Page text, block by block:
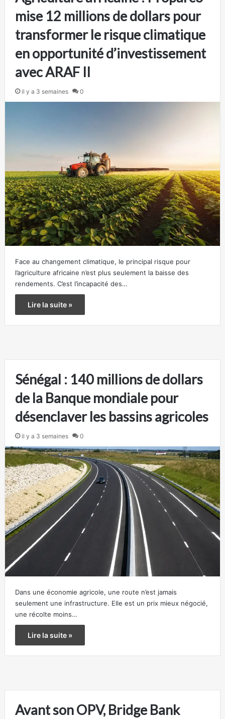
mise 12 millions de dollars pour
transformer le risque climatique
en opportunité d’investissement
avec ARAF II
il y a 3 semaines 0
Face au changement climatique, le principal risque pour
l’agriculture africaine n’est plus seulement la baisse des
rendements. C’est l’incapacité des…
Lire la suite »
Sénégal : 140 millions de dollars
de la Banque mondiale pour
désenclaver les bassins agricoles
il y a 3 semaines 0
Dans une économie agricole, une route n’est jamais
seulement une infrastructure. Elle est un prix mieux négocié,
une récolte moins…
Lire la suite »
Avant son OPV, Bridge Bank